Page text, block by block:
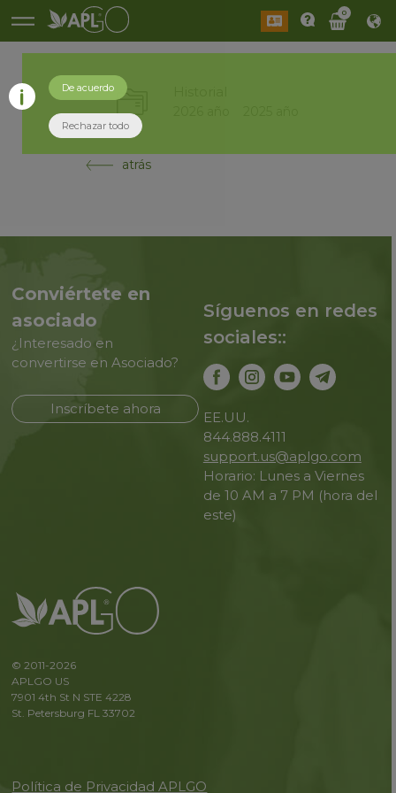
0
atrás
Conviértete en
asociado
¿Interesado en
convertirse en Asociado?
Inscríbete ahora
Síguenos en redes
sociales::
EE.UU.
844.888.4111
support.us@aplgo.com
Horario: Lunes a Viernes
de 10 AM a 7 PM (hora del
este)
© 2011-2026
APLGO US
7901 4th St N STE 4228
St. Petersburg FL 33702
Política de Privacidad APLGO
De acuerdo
Rechazar todo